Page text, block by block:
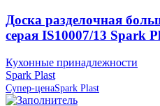
Доска разделочная
серая IS10007/13 Spark
Кухонные принадлежности
Spark Plast
Супер-ценаSpark Plast